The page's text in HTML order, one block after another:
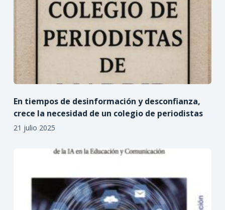
En tiempos de desinformación y desconfianza,
crece la necesidad de un colegio de periodistas
21 julio 2025